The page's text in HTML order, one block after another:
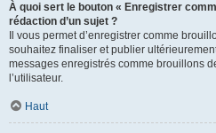
À quoi sert le bouton « Enregistrer
rédaction d’un sujet ?
Il vous permet d’enregistrer comme
souhaitez finaliser et publier
messages enregistrés comme brouillons
l’utilisateur.
Haut